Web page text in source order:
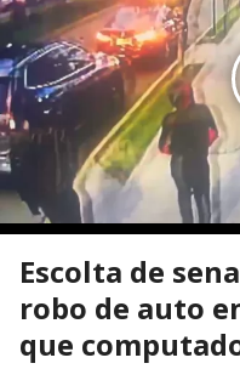
Escolta de
robo de auto
que